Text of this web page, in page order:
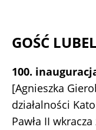
GOŚĆ
100.
[Agnieszka
działalności
Pawła II